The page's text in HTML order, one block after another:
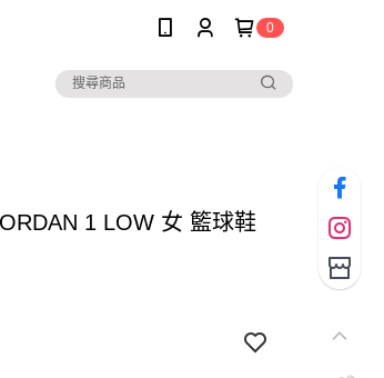
0
1 LOW 女 籃球鞋